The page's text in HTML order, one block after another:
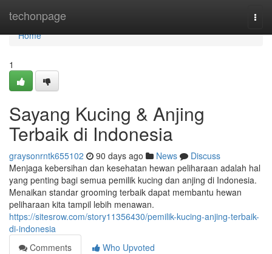
techonpage
Home
Home
1
Sayang Kucing & Anjing
Terbaik di Indonesia
graysonrntk655102 90 days ago News
Discuss
Menjaga kebersihan dan kesehatan hewan peliharaan adalah hal
yang penting bagi semua pemilik kucing dan anjing di Indonesia.
Menaikan standar grooming terbaik dapat membantu hewan
peliharaan kita tampil lebih menawan.
https://sitesrow.com/story11356430/pemilik-kucing-anjing-terbaik-
di-indonesia
Comments
Who Upvoted